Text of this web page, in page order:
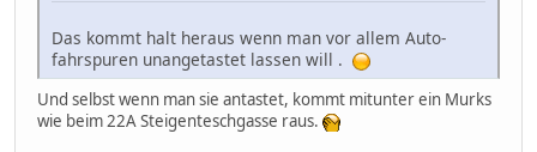
Das kommt halt heraus wenn man vor allem Auto-
fahrspuren unangetastet lassen will .
Und selbst wenn man sie antastet, kommt mitunter ein Murks
wie beim 22A Steigenteschgasse raus.